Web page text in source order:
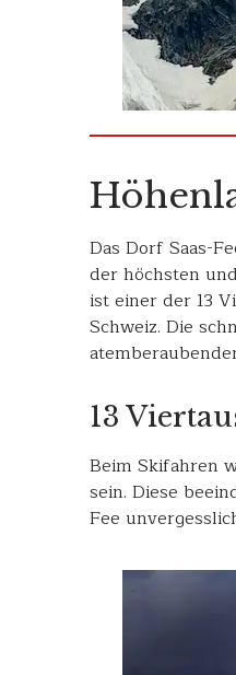
Das Dorf Saas-
der höchsten
ist einer der 13
Schweiz. Die
13
Beim Skifahren
sein. Diese
Fee